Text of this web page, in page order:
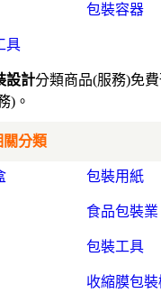
包裝容器
具
設計分類商品(服務)免
)。
關分類
包裝用紙
食品包裝業
包裝工具
收縮膜包裝